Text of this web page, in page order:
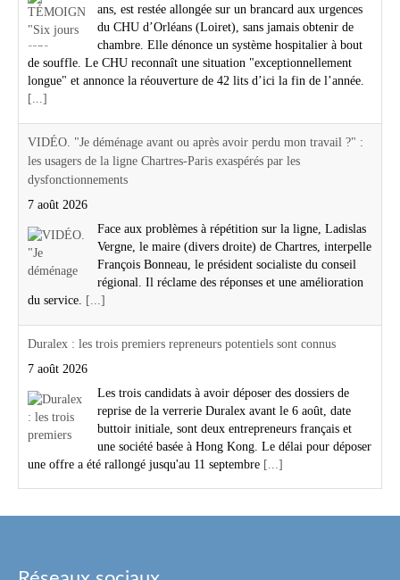
ans, est restée allongée sur un brancard aux urgences
du CHU d’Orléans (Loiret), sans jamais obtenir de
chambre. Elle dénonce un système hospitalier à bout
de souffle. Le CHU reconnaît une situation "exceptionnellement
longue" et annonce la réouverture de 42 lits d’ici la fin de l’année.
[...]
VIDÉO. "Je déménage avant ou après avoir perdu mon travail ?" :
les usagers de la ligne Chartres-Paris exaspérés par les
dysfonctionnements
7 août 2026
Face aux problèmes à répétition sur la ligne, Ladislas
Vergne, le maire (divers droite) de Chartres, interpelle
François Bonneau, le président socialiste du conseil
régional. Il réclame des réponses et une amélioration
du service. [...]
Duralex : les trois premiers repreneurs potentiels sont connus
7 août 2026
Les trois candidats à avoir déposer des dossiers de
reprise de la verrerie Duralex avant le 6 août, date
buttoir initiale, sont deux entrepreneurs français et
une société basée à Hong Kong. Le délai pour déposer
une offre a été rallongé jusqu'au 11 septembre [...]